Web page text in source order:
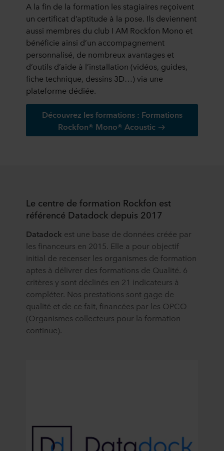
A la fin de la formation les stagiaires reçoivent
un certificat d’aptitude à la pose. Ils deviennent
aussi membres du club I AM Rockfon Mono et
bénéficie ainsi d’un accompagnement
personnalisé, de nombreux avantages et
d’outils d’aide à l’installation (vidéos, guides,
fiche technique, dessins 3D…) via une
plateforme dédiée.
Découvrez les formations : Formations
Rockfon® Mono® Acoustic
Le centre de formation Rockfon est
référencé Datadock depuis 2017
Datadock est une base de données créée par
les financeurs en 2015. Elle a pour objectif
initial de recenser les organismes de formation
aptes à délivrer des formations de Qualité. 6
critères y sont déclinés en 21 indicateurs à
compléter. Nos prestations sont gage de
qualité et de ce fait, financées par les OPCO
(Organismes collecteurs pour la formation
continue).